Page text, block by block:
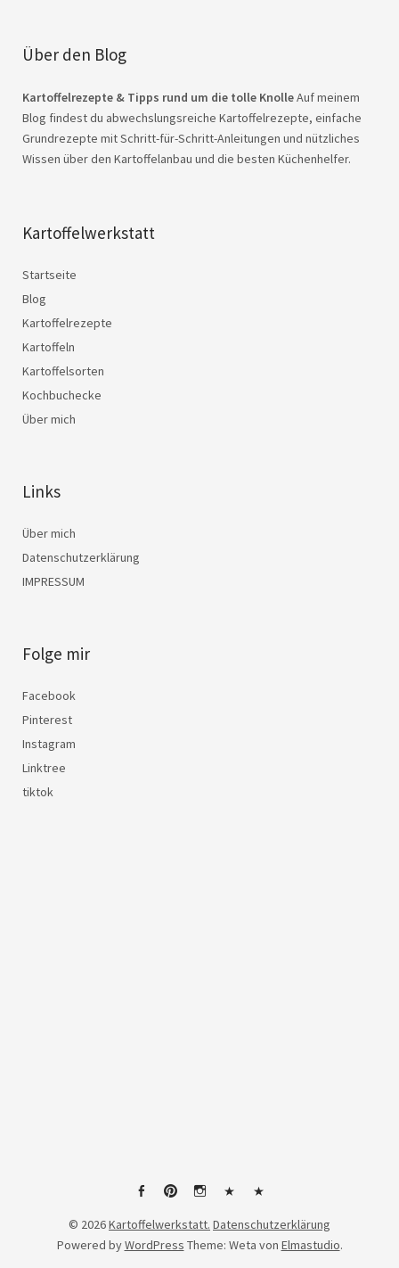
Über den Blog
Kartoffelrezepte & Tipps rund um die tolle KnolleAuf meinem
Blog findest du abwechslungsreiche Kartoffelrezepte, einfache
Grundrezepte mit Schritt-für-Schritt-Anleitungen und nützliches
Wissen über den Kartoffelanbau und die besten Küchenhelfer.
Kartoffelwerkstatt
Startseite
Blog
Kartoffelrezepte
Kartoffeln
Kartoffelsorten
Kochbuchecke
Über mich
Links
Über mich
Datenschutzerklärung
IMPRESSUM
Folge mir
Facebook
Pinterest
Instagram
Linktree
tiktok
FacebookPinterestInstagram
Linktreetiktok
© 2026Kartoffelwerkstatt. Datenschutzerklärung
Powered byWordPress Theme: Weta von Elmastudio.